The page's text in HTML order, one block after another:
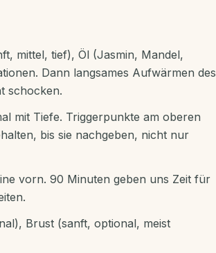
mittel, tief), Öl (Jasmin, Mandel,
Dann langsames Aufwärmen des
schocken.
mit Tiefe. Triggerpunkte am oberen
bis sie nachgeben, nicht nur
vorn. 90 Minuten geben uns Zeit für
Brust (sanft, optional, meist